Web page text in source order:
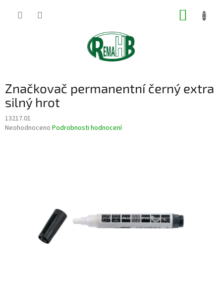
Značkovač permanentní černý extra
silný hrot
13217.01
Průměrné
Neohodnoceno Podrobnosti hodnocení